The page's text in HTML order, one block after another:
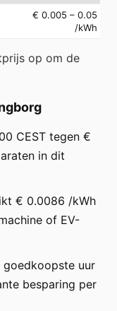
€ 0.005 – 0.05
/kWh
op om de
CEST tegen €
in dit
€ 0.0086 /kWh
of EV-
goedkoopste uur
besparing per